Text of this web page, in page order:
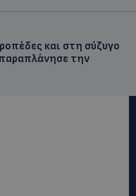
και στη σύζυγο
την